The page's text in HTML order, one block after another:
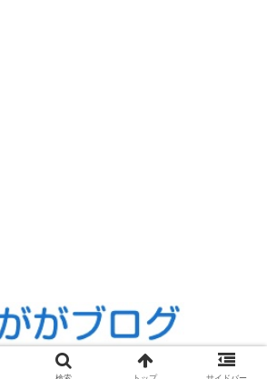
© 2022 ががブログ.